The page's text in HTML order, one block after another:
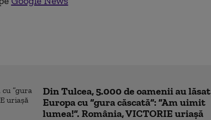
Din Tulcea, 5.000 de oamenii au lăsat
Europa cu ”gura căscată”: ”Am uimit
lumea!”. România, VICTORIE uriașă